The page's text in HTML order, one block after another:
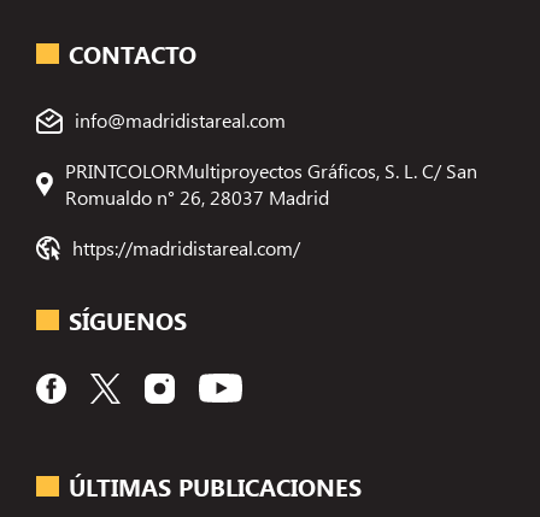
ÚLTIMAS PUBLICACIONES
CONTACTO
info@madridistareal.com
PRINTCOLORMultiproyectos Gráficos, S. L. C/ San
Romualdo n° 26, 28037 Madrid
https://madridistareal.com/
SÍGUENOS